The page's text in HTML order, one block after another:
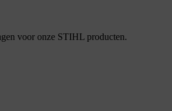
voor onze STIHL producten.